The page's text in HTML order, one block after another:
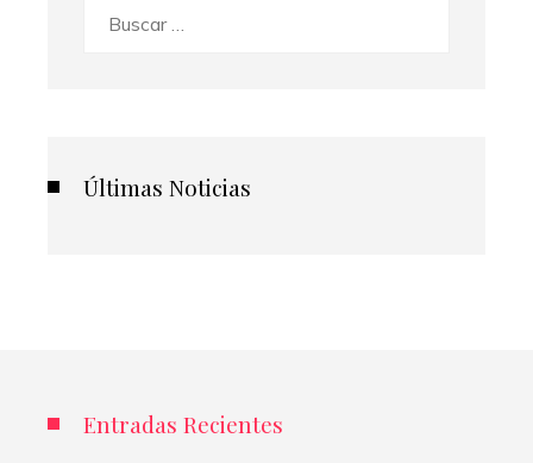
Últimas Noticias
Entradas Recientes